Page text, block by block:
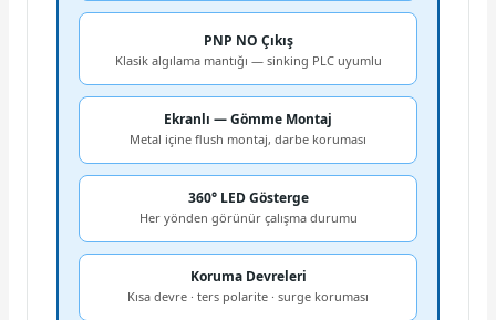
PNP NO Çıkış
Klasik algılama mantığı — sinking PLC uyumlu
Ekranlı — Gömme Montaj
Metal içine flush montaj, darbe koruması
360° LED Gösterge
Her yönden görünür çalışma durumu
Koruma Devreleri
Kısa devre · ters polarite · surge koruması